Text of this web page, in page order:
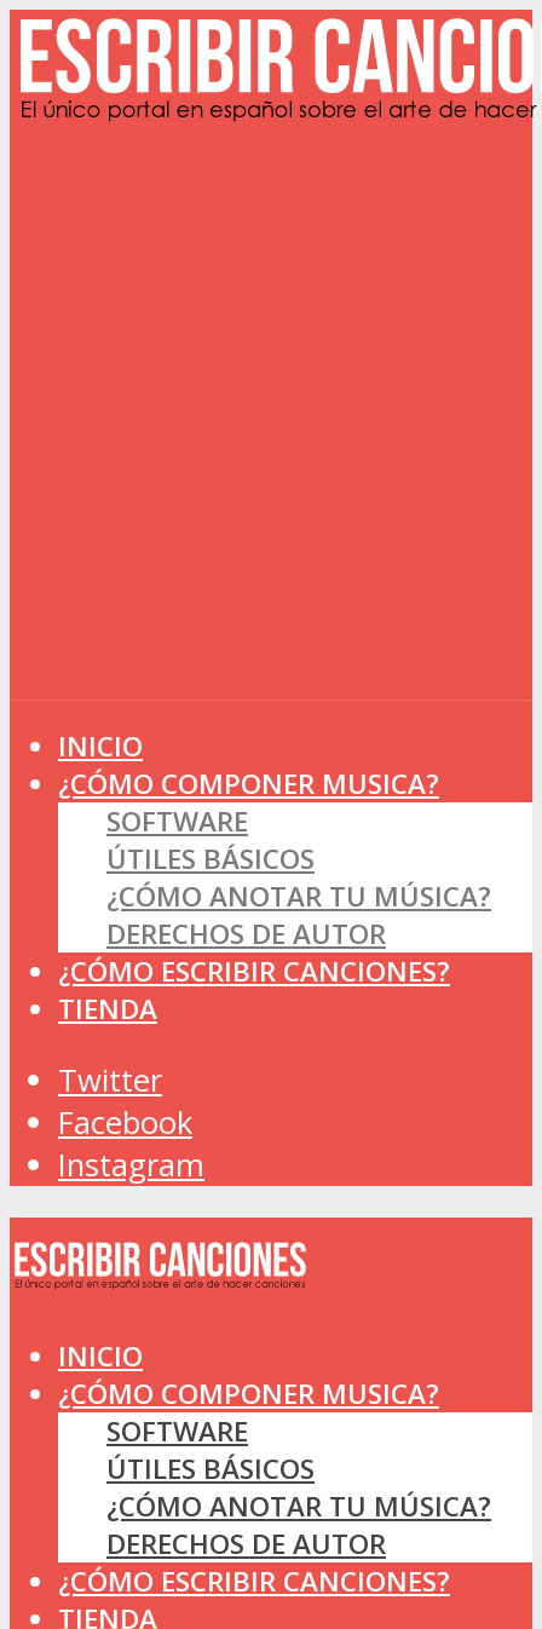
INICIO
¿CÓMO COMPONER MUSICA?
SOFTWARE
ÚTILES BÁSICOS
¿CÓMO ANOTAR TU MÚSICA?
DERECHOS DE AUTOR
¿CÓMO ESCRIBIR CANCIONES?
TIENDA
Twitter
Facebook
Instagram
INICIO
¿CÓMO COMPONER MUSICA?
SOFTWARE
ÚTILES BÁSICOS
¿CÓMO ANOTAR TU MÚSICA?
DERECHOS DE AUTOR
¿CÓMO ESCRIBIR CANCIONES?
TIENDA